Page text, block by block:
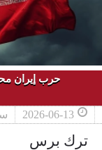
حرب إيران
2026-06-13
ترك برس